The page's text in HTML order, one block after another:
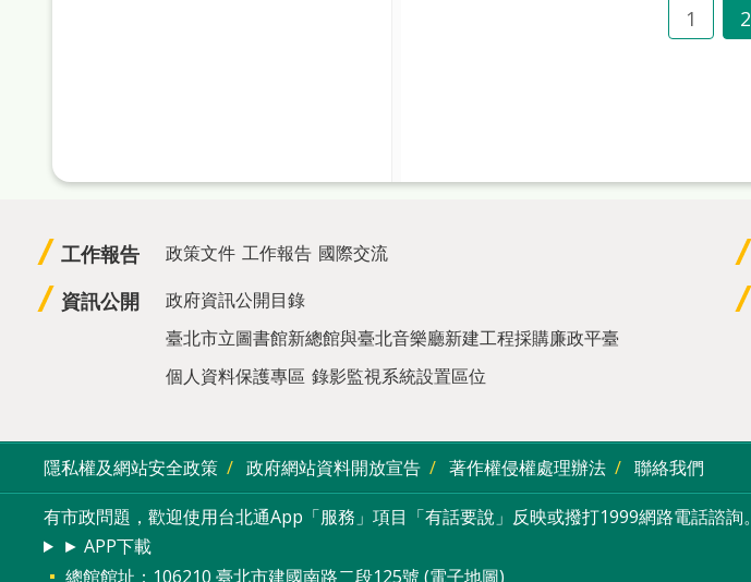
1 2
工作報告 政策文件 工作報告 國際交流
資訊公開
政府資訊公開目錄
臺北市立圖書館新總館與臺北音樂廳新建工程採購廉政平臺
個人資料保護專區 錄影監視系統設置區位
隱私權及網站安全政策 政府網站資料開放宣告 著作權侵權處理辦法 聯絡我們
有市政問題，歡迎使用台北通App「服務」項目「有話要說」反映或撥打1999網路電話諮詢。
► APP下載
總館館址：106210 臺北市建國南路二段125號 (電子地圖)